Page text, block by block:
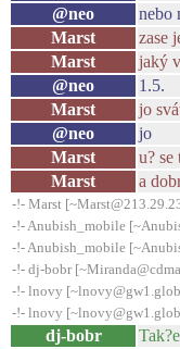
@neo
nebo
Marst
zase
Marst
jaký
@neo
1.5.
Marst
jo
@neo
jo
Marst
u? se
Marst
a
-!- Marst
-!- Anubish_mobile
-!- Anubish_mobile
-!- dj-bobr
-!- lnovy
-!- lnovy
dj-bobr